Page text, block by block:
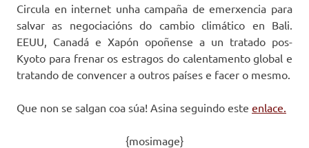
Circula en internet unha campaña de emerxencia para
salvar as negociacións do cambio climático en Bali.
EEUU, Canadá e Xapón opoñense a un tratado pos-
Kyoto para frenar os estragos do calentamento global e
tratando de convencer a outros países e facer o mesmo.
Que non se salgan coa súa! Asina seguindo este enlace.
{mosimage}